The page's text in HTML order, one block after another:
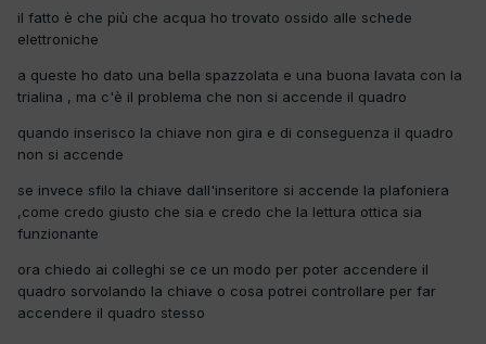
il fatto è che più che acqua ho trovato ossido alle schede
elettroniche
a queste ho dato una bella spazzolata e una buona lavata con la
trialina , ma c'è il problema che non si accende il quadro
quando inserisco la chiave non gira e di conseguenza il quadro
non si accende
se invece sfilo la chiave dall'inseritore si accende la plafoniera
,come credo giusto che sia e credo che la lettura ottica sia
funzionante
ora chiedo ai colleghi se ce un modo per poter accendere il
quadro sorvolando la chiave o cosa potrei controllare per far
accendere il quadro stesso